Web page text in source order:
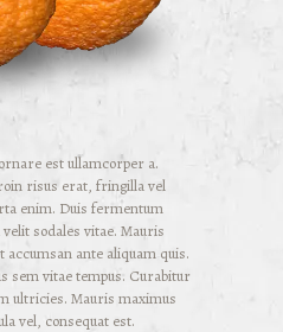
est ullamcorper a.
risus erat, fringilla vel
enim. Duis fermentum
sodales vitae. Mauris
ante aliquam quis.
sem vitae tempus. Curabitur
ultricies. Mauris maximus
vel, consequat est.